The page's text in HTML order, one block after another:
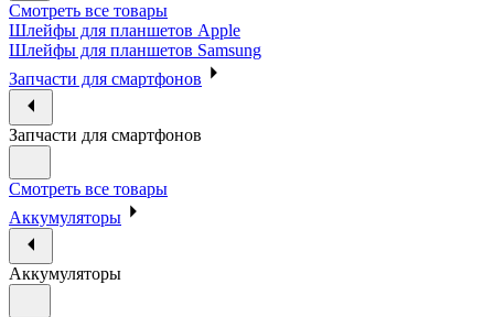
Смотреть все товары
Шлейфы для планшетов Apple
Шлейфы для планшетов Samsung
Запчасти для смартфонов
Запчасти для смартфонов
Смотреть все товары
Аккумуляторы
Аккумуляторы